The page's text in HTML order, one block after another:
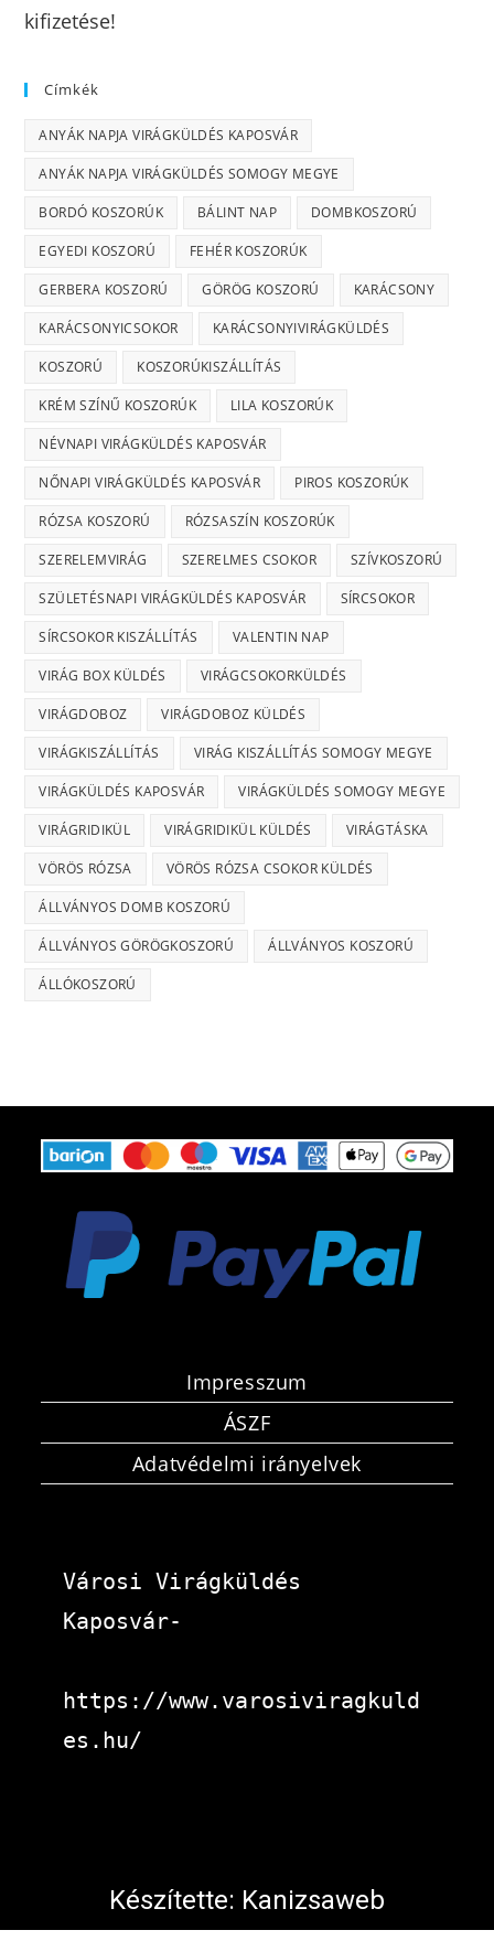
kifizetése!
Címkék
ANYÁK NAPJA VIRÁGKÜLDÉS KAPOSVÁR
ANYÁK NAPJA VIRÁGKÜLDÉS SOMOGY MEGYE
BORDÓ KOSZORÚK BÁLINT NAP DOMBKOSZORÚ
EGYEDI KOSZORÚ FEHÉR KOSZORÚK
GERBERA KOSZORÚ GÖRÖG KOSZORÚ KARÁCSONY
KARÁCSONYICSOKOR KARÁCSONYIVIRÁGKÜLDÉS
KOSZORÚ KOSZORÚKISZÁLLÍTÁS
KRÉM SZÍNŰ KOSZORÚK LILA KOSZORÚK
NÉVNAPI VIRÁGKÜLDÉS KAPOSVÁR
NŐNAPI VIRÁGKÜLDÉS KAPOSVÁR PIROS KOSZORÚK
RÓZSA KOSZORÚ RÓZSASZÍN KOSZORÚK
SZERELEMVIRÁG SZERELMES CSOKOR SZÍVKOSZORÚ
SZÜLETÉSNAPI VIRÁGKÜLDÉS KAPOSVÁR SÍRCSOKOR
SÍRCSOKOR KISZÁLLÍTÁS VALENTIN NAP
VIRÁG BOX KÜLDÉS VIRÁGCSOKORKÜLDÉS
VIRÁGDOBOZ VIRÁGDOBOZ KÜLDÉS
VIRÁGKISZÁLLÍTÁS VIRÁG KISZÁLLÍTÁS SOMOGY MEGYE
VIRÁGKÜLDÉS KAPOSVÁR VIRÁGKÜLDÉS SOMOGY MEGYE
VIRÁGRIDIKÜL VIRÁGRIDIKÜL KÜLDÉS VIRÁGTÁSKA
VÖRÖS RÓZSA VÖRÖS RÓZSA CSOKOR KÜLDÉS
ÁLLVÁNYOS DOMB KOSZORÚ
ÁLLVÁNYOS GÖRÖGKOSZORÚ ÁLLVÁNYOS KOSZORÚ
ÁLLÓKOSZORÚ
Impresszum
ÁSZF
Adatvédelmi irányelvek
Városi Virágküldés
Kaposvár-
https://www.varosiviragkuld
es.hu/
Készítette: Kanizsaweb